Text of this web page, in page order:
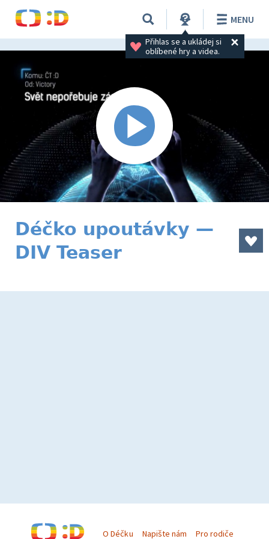
Přihlas se a ukládej si
oblíbené hry a videa.
MENU
Déčko upoutávky —
DIV Teaser
O Déčku Napište nám Pro rodiče